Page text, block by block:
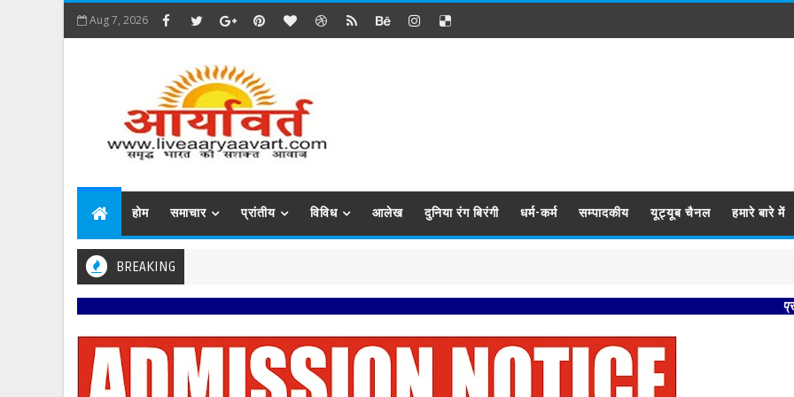
Aug 7, 2026
होम समाचार प्रांतीय विविध आलेख दुनिया रंग बिरंगी धर्म-कर्म सम्पादकीय यूट्यूब चैनल हमारे बारे में
BREAKING
प्रबिसि